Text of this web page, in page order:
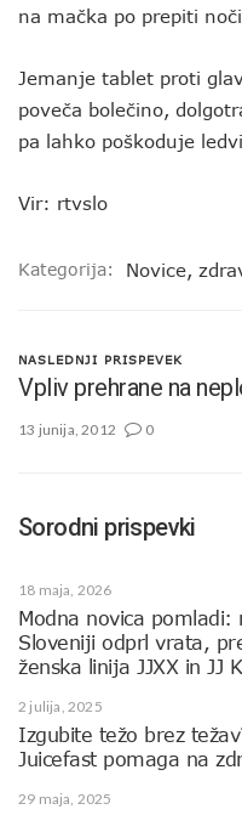
na mačka po prepiti
Jemanje tablet proti
poveča bolečino,
pa lahko poškoduje
Vir: rtvslo
Kategorija: Novice,
NASLEDNJI PRISPEVEK
Vpliv prehrane na
13 junija, 2012 0
Sorodni prispevki
18 maja, 2026
Modna novica pomladi:
Sloveniji odprl vrata,
ženska linija JJXX in JJ
2 julija, 2025
Izgubite težo brez
Juicefast pomaga na
29 maja, 2025